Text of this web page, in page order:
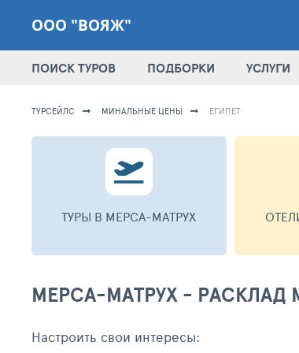
ООО "ВОЯЖ"
ПОИСК ТУРОВ ПОДБОРКИ УСЛУГИ
ТУРСЕЙЛС МИНАЛЬНЫЕ ЦЕНЫ ЕГИПЕТ
ТУРЫ В МЕРСА-МАТРУХ
МЕРСА-МАТРУХ -
Настроить свои интересы: